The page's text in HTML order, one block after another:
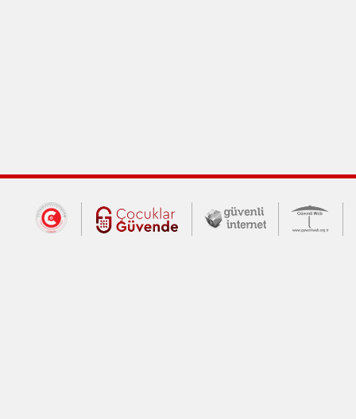
Dış Bağlantılar
Cumhurbaşkanlığı İletişim Merkezi
Çocuklar Güvende (yeni
Güvenli